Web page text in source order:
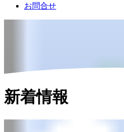
お問合せ
新着情報